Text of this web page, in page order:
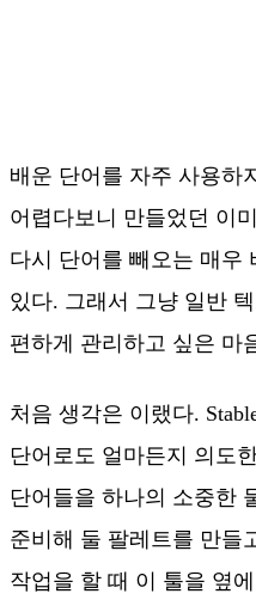
배운 단어를 자주 사용하
어렵다보니 만들었던 이
다시 단어를 빼오는 매우
있다. 그래서 그냥 일반
편하게 관리하고 싶은 마
처음 생각은 이랬다.
단어로도 얼마든지 의도
단어들을 하나의 소중한
준비해 둘 팔레트를 만들
작업을 할 때 이 툴을 옆